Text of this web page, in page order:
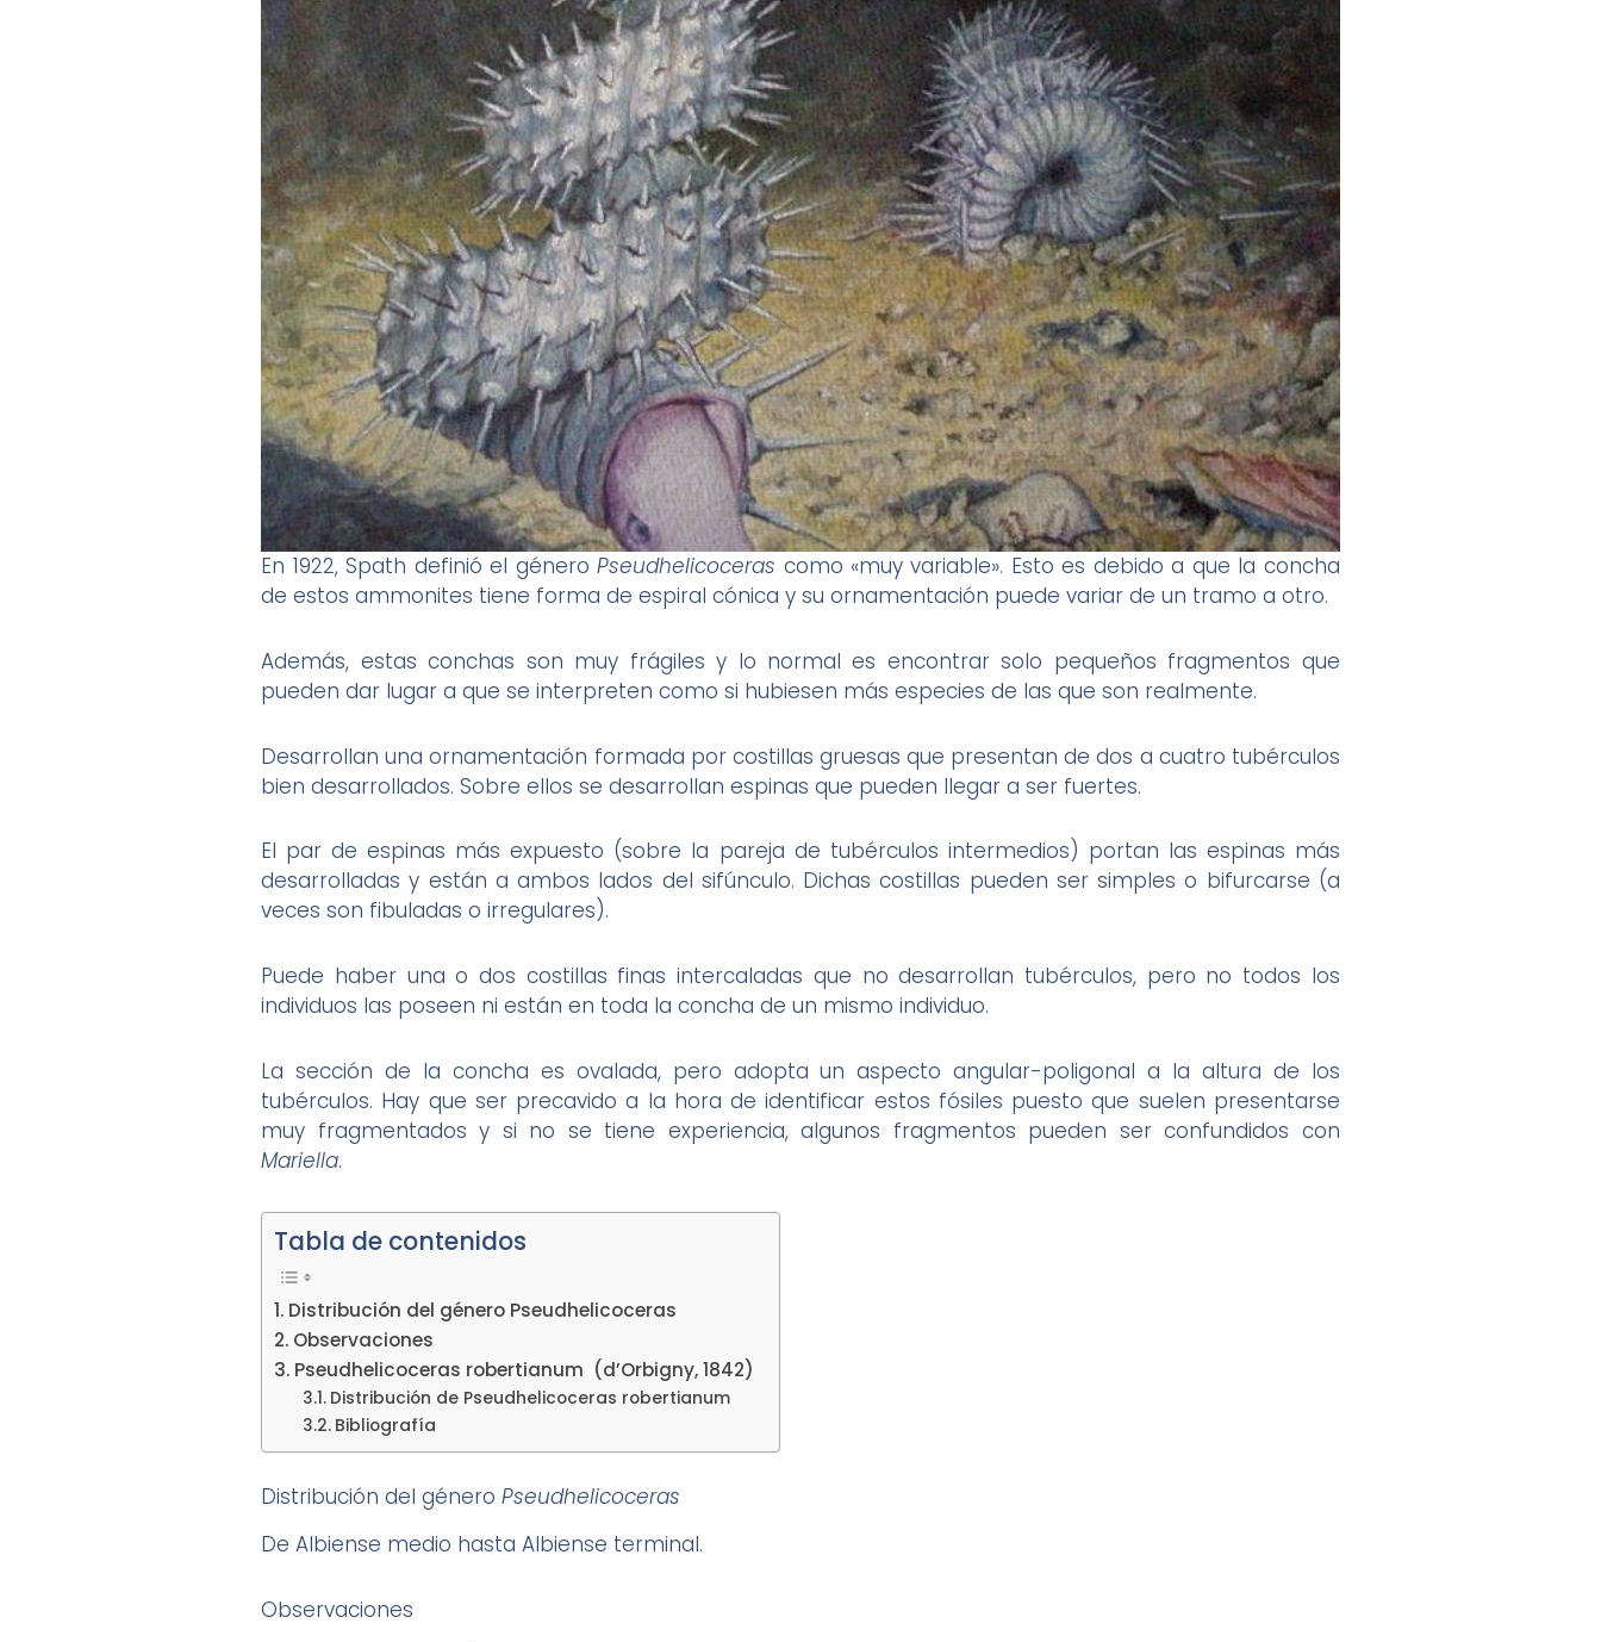
En 1922, Spath definió el géneroPseudhelicoceras como «muy variable». Esto es debido a que la concha
de estos ammonites tiene forma de espiral cónica y su ornamentación puede variar de un tramo a otro.
Además, estas conchas son muy frágiles y lo normal es encontrar solo pequeños fragmentos que
pueden dar lugar a que se interpreten como si hubiesen más especies de las que son realmente.
Desarrollan una ornamentación formada por costillas gruesas que presentan de dos a cuatro tubérculos
bien desarrollados. Sobre ellos se desarrollan espinas que pueden llegar a ser fuertes.
El par de espinas más expuesto (sobre la pareja de tubérculos intermedios) portan las espinas más
desarrolladas y están a ambos lados del sifúnculo. Dichas costillas pueden ser simples o bifurcarse (a
veces son fibuladas o irregulares).
Puede haber una o dos costillas finas intercaladas que no desarrollan tubérculos, pero no todos los
individuos las poseen ni están en toda la concha de un mismo individuo.
La sección de la concha es ovalada, pero adopta un aspecto angular-poligonal a la altura de los
tubérculos. Hay que ser precavido a la hora de identificar estos fósiles puesto que suelen presentarse
muy fragmentados y si no se tiene experiencia, algunos fragmentos pueden ser confundidos con
Mariella.
Tabla de contenidos
Distribución del género Pseudhelicoceras
Observaciones
Pseudhelicoceras robertianum (d’Orbigny, 1842)
Distribución de Pseudhelicoceras robertianum
Bibliografía
Distribución del géneroPseudhelicoceras
De Albiense medio hasta Albiense terminal.
Observaciones